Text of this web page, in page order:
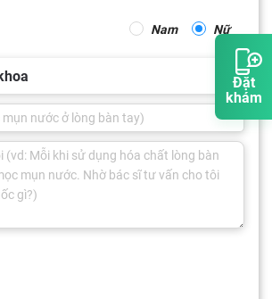
Đặt
khám
Nam Nữ